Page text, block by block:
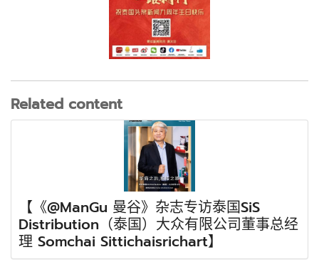
Related content
【《@ManGu 曼谷》杂志专访泰国SiS
Distribution（泰国）大众有限公司董事总经
理 Somchai Sittichaisrichart】